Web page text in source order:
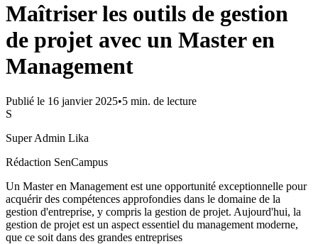
Maîtriser les outils de gestion
de projet avec un Master en
Management
Publié le 16 janvier 2025•5 min. de lecture
S
Super Admin Lika
Rédaction SenCampus
Un Master en Management est une opportunité exceptionnelle pour
acquérir des compétences approfondies dans le domaine de la
gestion d'entreprise, y compris la gestion de projet. Aujourd'hui, la
gestion de projet est un aspect essentiel du management moderne,
que ce soit dans des grandes entreprises